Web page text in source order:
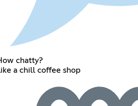
chatty?
a chill coffee shop